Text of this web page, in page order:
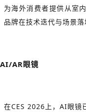
为海外消费者提供从室
品牌在技术迭代与场景落
AI/AR眼镜
在CES 2026上，AI眼镜